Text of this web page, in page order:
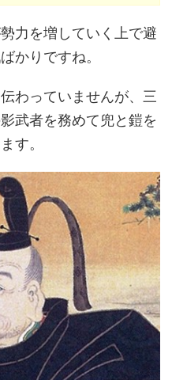
力を増していく上で避
かりですね。
わっていませんが、三
武者を務めて兜と鎧を
す。